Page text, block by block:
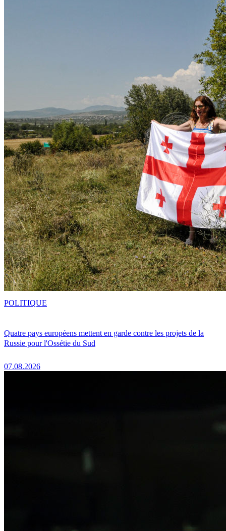
Quatre pays européens mettent en garde contre les projets de la
Russie pour l'Ossétie du Sud
07.08.2026
POLITIQUE